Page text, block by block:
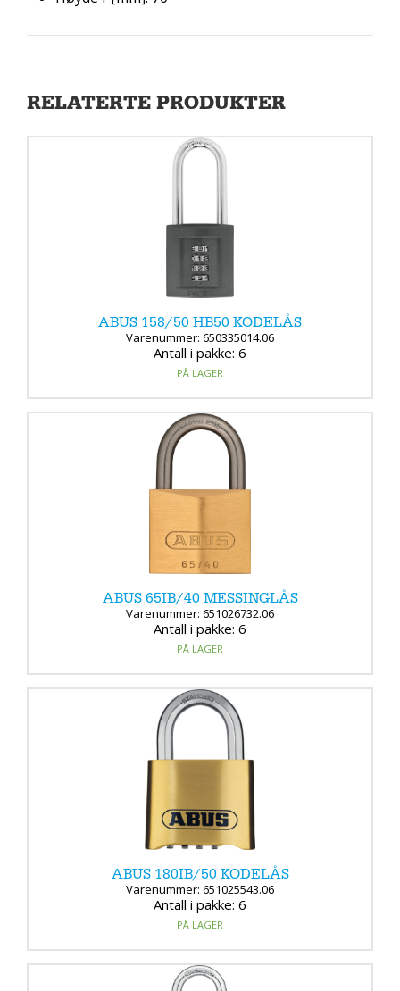
RELATERTE PRODUKTER
ABUS 158/50 HB50 KODELÅS
Varenummer: 650335014.06
Antall i pakke: 6
PÅ LAGER
ABUS 65IB/40 MESSINGLÅS
Varenummer: 651026732.06
Antall i pakke: 6
PÅ LAGER
ABUS 180IB/50 KODELÅS
Varenummer: 651025543.06
Antall i pakke: 6
PÅ LAGER